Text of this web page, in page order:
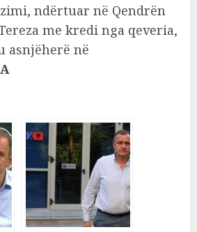
ndërtuar në Qendrën
me kredi nga qeveria,
asnjëherë në